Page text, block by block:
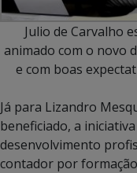
Julio de Carvalho
animado com o novo
e com boas
Já para Lizandro
beneficiado, a
desenvolvimento
contador por